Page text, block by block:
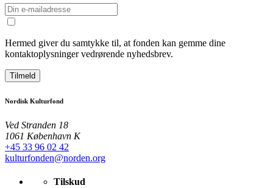
Hermed giver du samtykke til, at fonden kan gemme dine
kontaktoplysninger vedrørende nyhedsbrev.
Tilmeld
Nordisk Kulturfond
Ved Stranden 18
1061 København K
+45 33 96 02 42
kulturfonden@norden.org
Tilskud